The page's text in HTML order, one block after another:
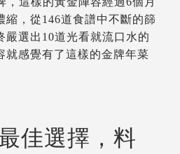
縮，從146道食譜中不斷的篩
嚴選出10道光看就流口水的
就感覺有了這樣的金牌年菜
佳選擇，料